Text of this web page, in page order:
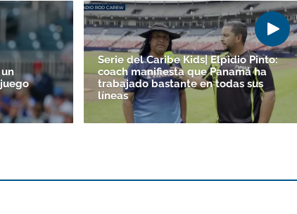
Serie del Caribe Kids| Elpidio Pinto:
coach manifiesta que Panamá ha
trabajado bastante en todas sus
líneas